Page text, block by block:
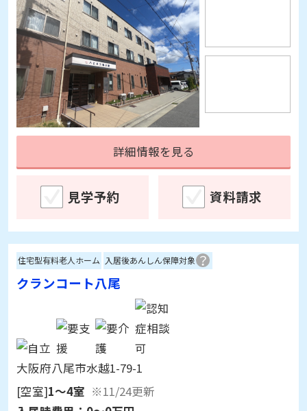
詳細情報を見る
見学予約
クランコート八尾
大阪府八尾市水越1-79-1
[空室]1～4室
※11/24更新
入居時費用：0～0万円
月額利用料： 10.9～10.9万円